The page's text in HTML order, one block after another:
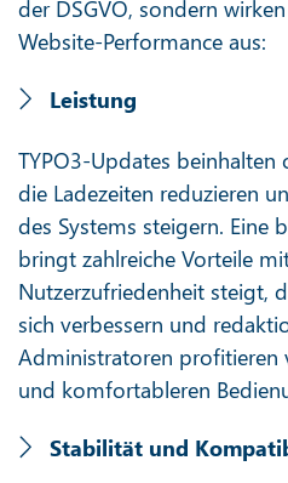
der DSGVO, sondern
Website-Performance aus:
Leistung
TYPO3-Updates
die Ladezeiten reduzieren
des Systems steigern. Eine
bringt zahlreiche Vorteile
Nutzerzufriedenheit steigt,
sich verbessern und
Administratoren profitieren
und komfortableren
Stabilität und